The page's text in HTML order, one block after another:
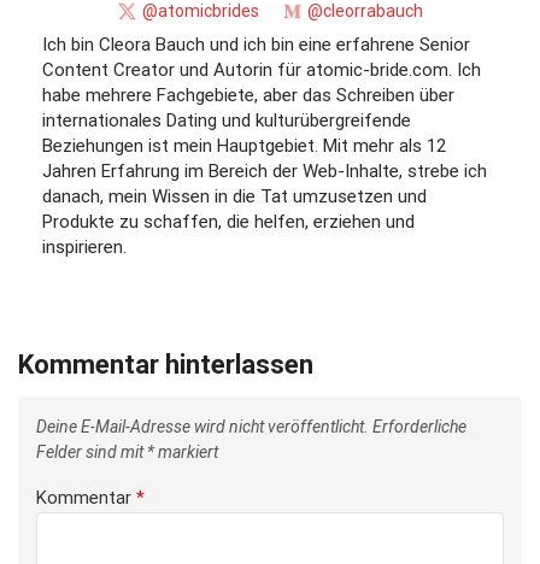
@atomicbrides @cleorrabauch
Ich bin Cleora Bauch und ich bin eine erfahrene Senior
Content Creator und Autorin für atomic-bride.com. Ich
habe mehrere Fachgebiete, aber das Schreiben über
internationales Dating und kulturübergreifende
Beziehungen ist mein Hauptgebiet. Mit mehr als 12
Jahren Erfahrung im Bereich der Web-Inhalte, strebe ich
danach, mein Wissen in die Tat umzusetzen und
Produkte zu schaffen, die helfen, erziehen und
inspirieren.
Kommentar hinterlassen
Deine E-Mail-Adresse wird nicht veröffentlicht. Erforderliche
Felder sind mit*markiert
Kommentar *